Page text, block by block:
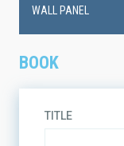
BOOK
TITLE
WALL PANEL